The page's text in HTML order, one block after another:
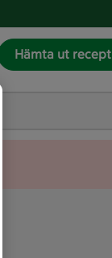
Hämta ut recept